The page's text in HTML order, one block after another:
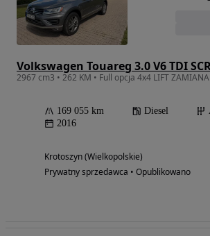
2967 cm3 • 262 KM • Full opcja 4x4 LIFT ZAMIANA
169 055 km Diesel
2016
Krotoszyn (Wielkopolskie)
Prywatny sprzedawca • Opublikowano